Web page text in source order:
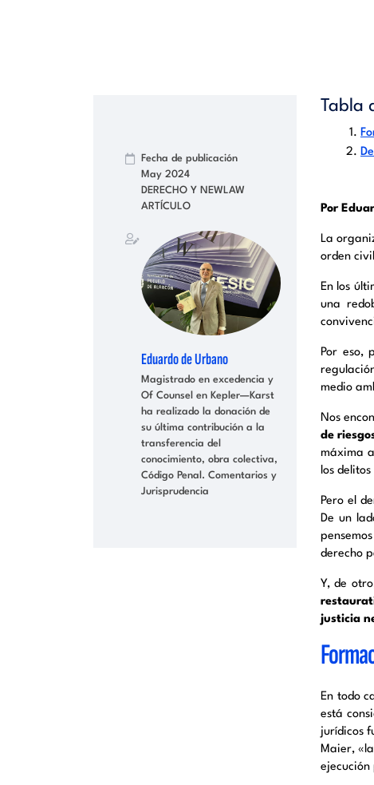
Fecha de publicación
May 2024
DERECHO Y NEWLAW
ARTÍCULO
Eduardo de Urbano
Magistrado en excedencia y
Of Counsel en Kepler—Karst
ha realizado la donación de
su última contribución a la
transferencia del
conocimiento, obra colectiva,
Código Penal. Comentarios y
Jurisprudencia
Tabla
Por
La
orden
En los
una
Por eso,
medio
Nos
de
máxima
los
Pero el
De un
derecho
Y, de
justicia
En todo
está
jurídicos
Maier,
ejecución